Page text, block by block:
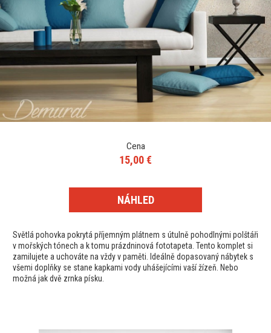
Cena
15,00 €
NÁHLED
Světlá pohovka pokrytá příjemným plátnem s útulně pohodlnými polštáři
v mořských tónech a k tomu prázdninová fototapeta. Tento komplet si
zamilujete a uchováte na vždy v paměti. Ideálně dopasovaný nábytek s
všemi doplňky se stane kapkami vody uhášejícími vaší žízeň. Nebo
možná jak dvě zrnka písku.